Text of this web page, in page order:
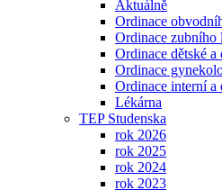
Aktuálně
Ordinace
Ordinace zubního
Ordinace dětské
Ordinace
Ordinace interní a
Lékárna
TEP Studenska
rok 2026
rok 2025
rok 2024
rok 2023